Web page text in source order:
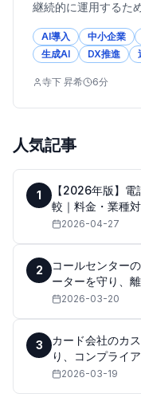
継続的に運用するた
AI導入 中小企業
生成AI
DX推進
寺下 昇希 6分
人気記事
1
【2026年版】
較｜料金・業種
2026-04-27
2
コールセンター
ーターを守り、
2026-03-20
3
カード会社のカ
り、コンプライ
2026-03-19